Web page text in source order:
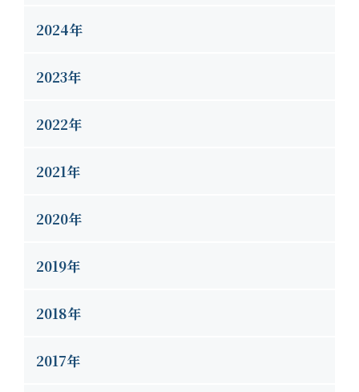
2024年
2023年
2022年
2021年
2020年
2019年
2018年
2017年